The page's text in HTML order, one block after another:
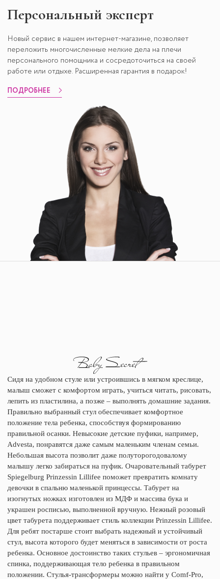
Персональный эксперт
Новый сервис в нашем интернет-магазине, позволяет
переложить многочисленные мелкие дела на плечи
персонального помощника и сосредоточиться на своей
работе или отдыхе. Расширенная гарантия в подарок!
ПОДРОБНЕЕ
Сидя на удобном стуле или устроившись в мягком креслице,
малыш сможет с комфортом играть, учиться читать, рисовать,
лепить из пластилина, а позже – выполнять домашние задания.
Правильно выбранный стул обеспечивает комфортное
положение тела ребенка, способствуя формированию
правильной осанки. Невысокие детские пуфики, например,
Advesta, понравятся даже самым маленьким членам семьи.
Небольшая высота позволит даже полуторогодовалому
малышу легко забираться на пуфик. Очаровательный табурет
Spiegelburg Prinzessin Lillifee поможет превратить комнату
девочки в спальню маленькой принцессы. Табурет на
изогнутых ножках изготовлен из МДФ и массива бука и
украшен росписью, выполненной вручную. Нежный розовый
цвет табурета поддерживает стиль коллекции Prinzessin Lillifee.
Для ребят постарше стоит выбрать надежный и устойчивый
стул, высота которого будет меняться в зависимости от роста
ребенка. Основное достоинство таких стульев – эргономичная
спинка, поддерживающая тело ребенка в правильном
положении. Стулья-трансформеры можно найти у Comf-Pro,